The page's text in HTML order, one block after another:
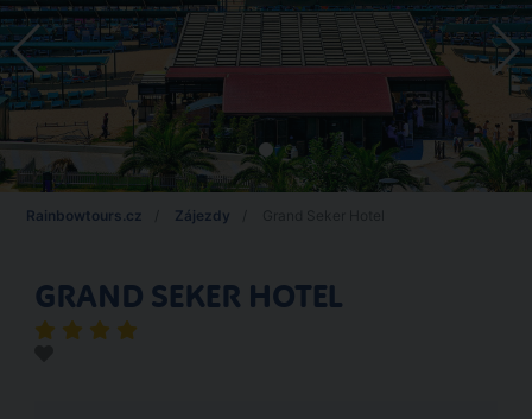
Rainbowtours.cz Zájezdy
GRAND SEKER HOTEL